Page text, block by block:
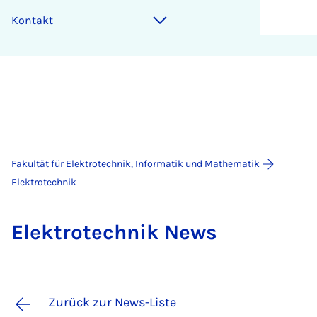
Kontakt
Fakultät für Elektrotechnik, Informatik und Mathematik
Elektrotechnik
Elek­tro­tech­nik News
Zurück zur News-Liste